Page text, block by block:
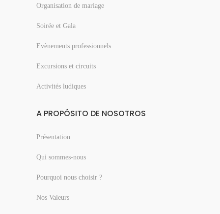
Organisation de mariage
Soirée et Gala
Evènements professionnels
Excursions et circuits
Activités ludiques
A PROPÓSITO DE NOSOTROS
Présentation
Qui sommes-nous
Pourquoi nous choisir ?
Nos Valeurs